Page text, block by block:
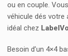
ou en couple.
véhicule dés votre
idéal chez
Besoin d’un 4×4